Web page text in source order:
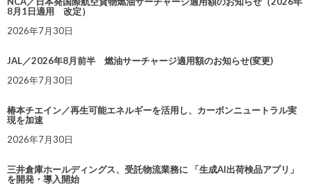
8月1日適用 改定）
2026年7月30日
JAL／2026年8月前半 燃油サーチャージ適用額のお知らせ(変更)
2026年7月30日
椿本チエイン／再生可能エネルギーを活用し、カーボンニュートラル実
現を加速
2026年7月30日
三井倉庫ホールディングス、受託物流業務に 「生成AI出荷検品アプリ」
を開発・導入開始